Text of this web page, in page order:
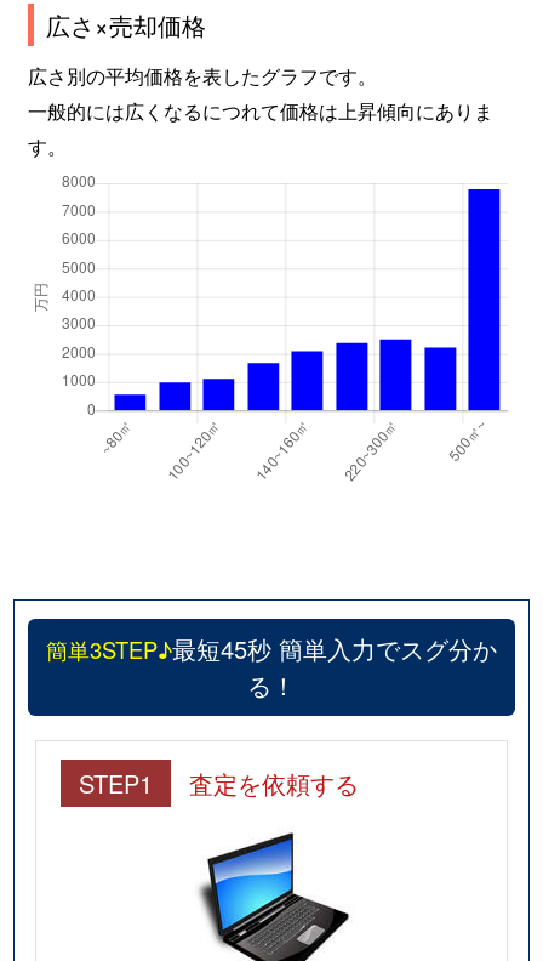
広さ×売却価格
広さ別の平均価格を表したグラフです。
一般的には広くなるにつれて価格は上昇傾向にありま
す。
簡単3STEP♪最短45秒 簡単入力でスグ分か
る！
STEP1 査定を依頼する